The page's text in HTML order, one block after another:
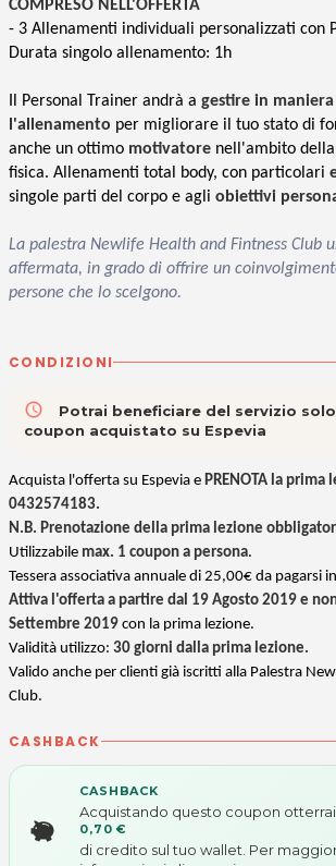
COMPRESO NELL'OFFERTA
- 3 Allenamenti individuali personalizzati con
Durata singolo allenamento: 1h
Il Personal Trainer andrà a gestire in
l'allenamento per migliorare il tuo stato di
anche un ottimo motivatore nell'ambito
fisica. Allenamenti total body, con particolari
singole parti del corpo e agli obiettivi
La palestra Newlife Health and Fintness Club
affermata, in grado di offrire un
persone che lo scelgono.
CONDIZIONI
access_time
Potrai beneficiare del servizio
coupon acquistato su Espevia
Acquista l'offerta su Espevia e PRENOTA la prima
0432574183.
N.B. Prenotazione della prima lezione
Utilizzabile max. 1 coupon a persona.
Tessera associativa annuale di 25,00€ da pagarsi
Attiva l'offerta a partire dal 19 Agosto 2019 e
Settembre 2019 con la prima lezione.
Validità utilizzo: 30 giorni dalla prima lezione.
Valido anche per clienti già iscritti alla Palestra
Club.
CASHBACK
CASHBACK
Acquistando questo coupon otterrai
0,70 €
di credito sul tuo wallet. Per